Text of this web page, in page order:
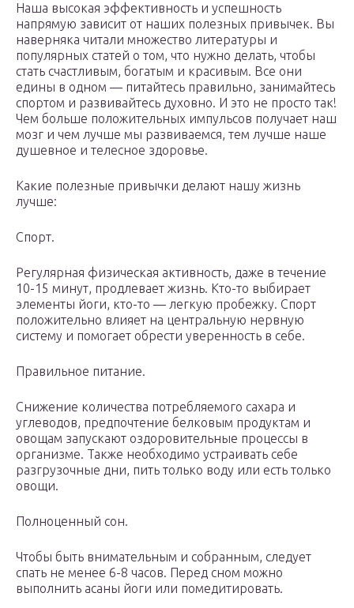
Наша высокая эффективность и успешность
напрямую зависит от наших полезных привычек. Вы
наверняка читали множество литературы и
популярных статей о том, что нужно делать, чтобы
стать счастливым, богатым и красивым. Все они
едины в одном — питайтесь правильно, занимайтесь
спортом и развивайтесь духовно. И это не просто так!
Чем больше положительных импульсов получает наш
мозг и чем лучше мы развиваемся, тем лучше наше
душевное и телесное здоровье.
Какие полезные привычки делают нашу жизнь
лучше:
Спорт.
Регулярная физическая активность, даже в течение
10-15 минут, продлевает жизнь. Кто-то выбирает
элементы йоги, кто-то — легкую пробежку. Спорт
положительно влияет на центральную нервную
систему и помогает обрести уверенность в себе.
Правильное питание.
Снижение количества потребляемого сахара и
углеводов, предпочтение белковым продуктам и
овощам запускают оздоровительные процессы в
организме. Также необходимо устраивать себе
разгрузочные дни, пить только воду или есть только
овощи.
Полноценный сон.
Чтобы быть внимательным и собранным, следует
спать не менее 6-8 часов. Перед сном можно
выполнить асаны йоги или помедитировать.